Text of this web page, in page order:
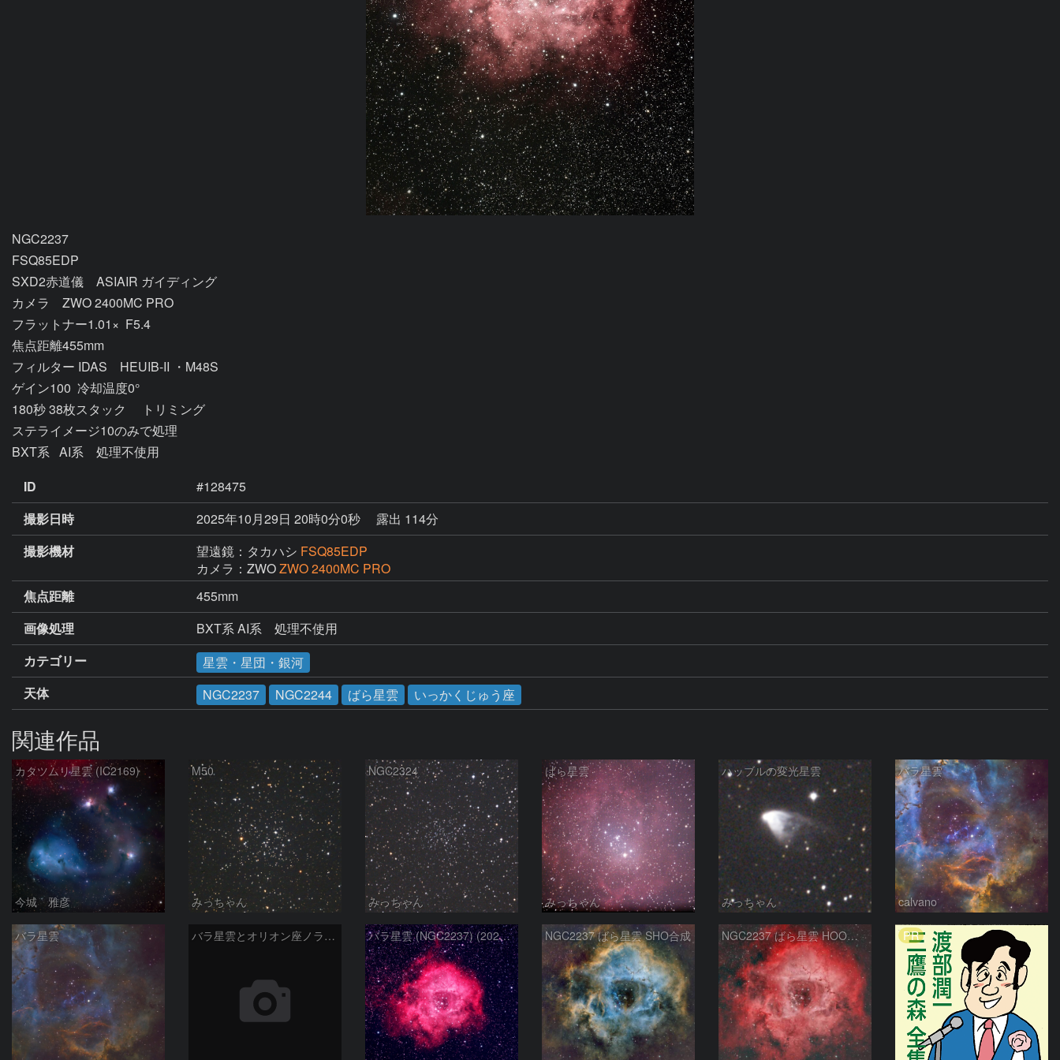
NGC2237
FSQ85EDP
SXD2赤道儀　ASIAIR ガイディング
カメラ　ZWO 2400MC PRO
フラットナー1.01×  F5.4
焦点距離455mm
フィルター IDAS　HEUIB-II ・M48S
ゲイン100  冷却温度0°
180秒 38枚スタック　 トリミング
ステライメージ10のみで処理
BXT系   AI系　処理不使用
ID
#128475
撮影日時
2025年10月29日 20時0分0秒
露出 114分
撮影機材
望遠鏡：タカハシ FSQ85EDP
カメラ：ZWOZWO 2400MC PRO
焦点距離
455mm
画像処理
BXT系 AI系　処理不使用
カテゴリー
星雲・星団・銀河
天体
NGC2237 NGC2244 ばら星雲 いっかくじゅう座
関連作品
カタツムリ星雲 (IC2169)
今城 雅彦
M50
みっちゃん
NGC2324
みっちゃん
ばら星雲
みっちゃん
ハッブルの変光星雲
みっちゃん
バラ星雲
calvano
バラ星雲 バラ星雲とオリオン座ノラマ50mm バラ星雲 (NGC2237) (2026/02/15他2夜) NGC2237 ばら星雲 SHO合成 NGC2237 ばら星雲 HOO合成 PR